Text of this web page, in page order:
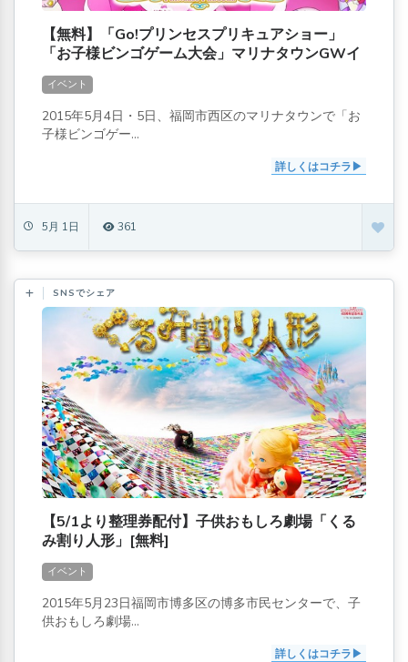
【無料】「Go!プリンセスプリキュアショー」
「お子様ビンゴゲーム大会」マリナタウンGWイ
ベント
イベント
2015年5月4日・5日、福岡市西区のマリナタウンで「お
子様ビンゴゲー...
詳しくはコチラ
5月 1日 361
SNSでシェア
【5/1より整理券配付】子供おもしろ劇場「くる
み割り人形」[無料]
イベント
2015年5月23日福岡市博多区の博多市民センターで、子
供おもしろ劇場...
詳しくはコチラ